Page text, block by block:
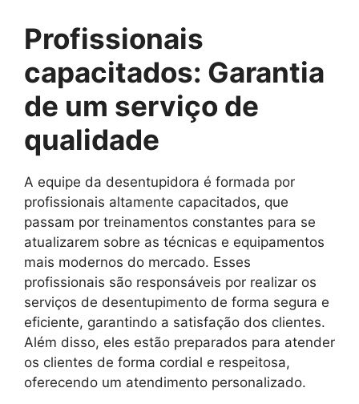
Profissionais
capacitados: Garantia
de um serviço de
qualidade
A equipe da desentupidora é formada por
profissionais altamente capacitados, que
passam por treinamentos constantes para se
atualizarem sobre as técnicas e equipamentos
mais modernos do mercado. Esses
profissionais são responsáveis por realizar os
serviços de desentupimento de forma segura e
eficiente, garantindo a satisfação dos clientes.
Além disso, eles estão preparados para atender
os clientes de forma cordial e respeitosa,
oferecendo um atendimento personalizado.